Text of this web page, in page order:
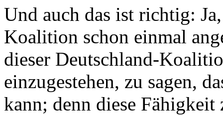
Und auch das ist richtig:
Koalition schon einmal
dieser Deutschland-
einzugestehen, zu sagen,
kann; denn diese